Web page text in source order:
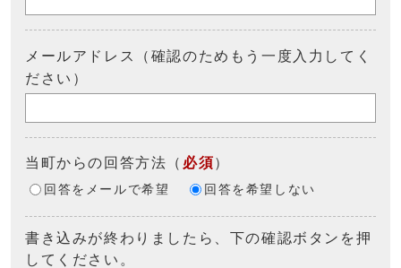
メールアドレス（確認のためもう一度入力してく
ださい）
当町からの回答方法 （ 必須）
回答をメールで希望 回答を希望しない
書き込みが終わりましたら、下の確認ボタンを押
してください。